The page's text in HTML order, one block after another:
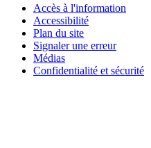
Accès à l'information
Accessibilité
Plan du site
Signaler une erreur
Médias
Confidentialité et sécurité